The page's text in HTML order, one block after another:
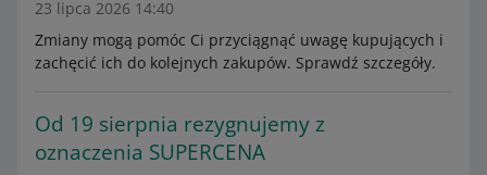
23 lipca 2026 14:40
Zmiany mogą pomóc Ci przyciągnąć uwagę kupujących i
zachęcić ich do kolejnych zakupów. Sprawdź szczegóły.
Od 19 sierpnia rezygnujemy z
oznaczenia SUPERCENA